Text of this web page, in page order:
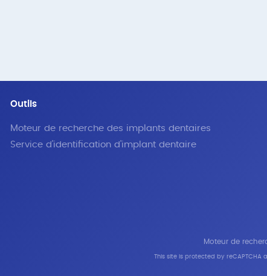
Outils
Moteur de recherche des implants dentaires
Service d'identification d'implant dentaire
Moteur de
This site is protected by reCAPTCHA